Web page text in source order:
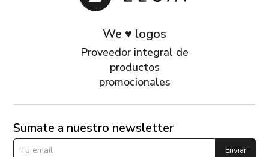
We ♥ logos
Proveedor integral de
productos
promocionales
Sumate a nuestro newsletter
Enviar